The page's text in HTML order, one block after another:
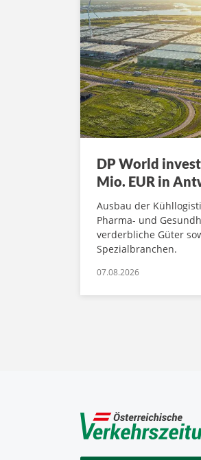
DP World
Mio. EUR in
Ausbau der
Pharma- und
verderbliche Güter
Spezialbranchen.
07.08.2026